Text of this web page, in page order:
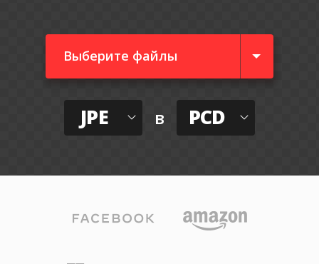
Выберите файлы
JPE в PCD